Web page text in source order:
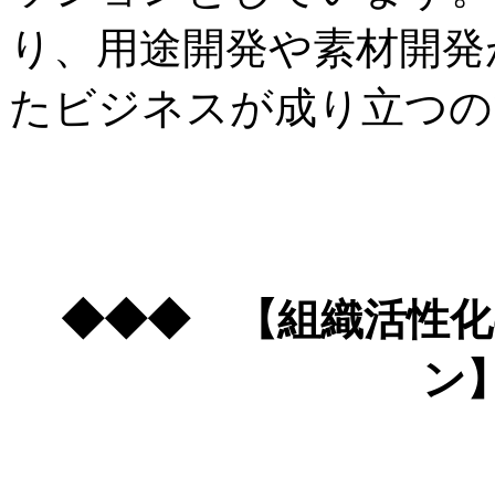
り、用途開発や素材開
たビジネスが成り立つ
◆◆◆ 【組織活性化